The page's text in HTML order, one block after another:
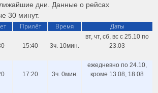
дни. Данные о рейсах
30 минут.
Прилёт Время Даты
15:40 3ч. 10мин.
вт, чт, сб, вс с 25.10 по
23.03
17:20 3ч. 0мин.
ежедневно по 24.10,
кроме 13.08, 18.08